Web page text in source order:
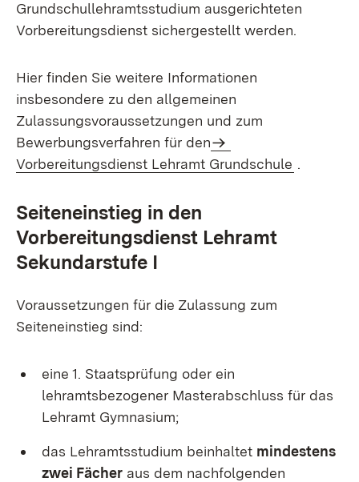
Grundschullehramtsstudium ausgerichteten
Vorbereitungsdienst sichergestellt werden.
Hier finden Sie weitere Informationen
insbesondere zu den allgemeinen
Zulassungsvoraussetzungen und zum
Bewerbungsverfahren für den
Vorbereitungsdienst Lehramt Grundschule .
Seiteneinstieg in den
Vorbereitungsdienst Lehramt
Sekundarstufe I
Voraussetzungen für die Zulassung zum
Seiteneinstieg sind:
eine 1. Staatsprüfung oder ein
lehramtsbezogener Masterabschluss für das
Lehramt Gymnasium;
das Lehramtsstudium beinhaltet mindestens
zwei Fächer aus dem nachfolgenden